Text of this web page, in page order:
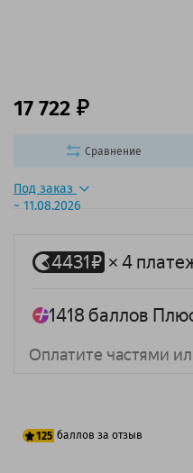
Под заказ
~ 11.08.2026
17 722
125 баллов за отзыв
Сравнение